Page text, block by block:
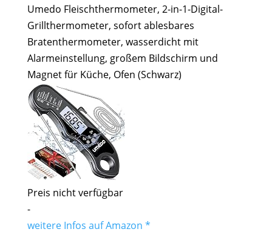
Umedo Fleischthermometer, 2-in-1-Digital-
Grillthermometer, sofort ablesbares
Bratenthermometer, wasserdicht mit
Alarmeinstellung, großem Bildschirm und
Magnet für Küche, Ofen (Schwarz)
Preis nicht verfügbar
-
weitere Infos auf Amazon *